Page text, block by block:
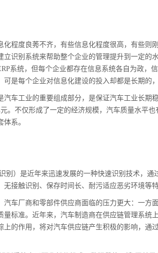
化程度良莠不齐，有些信息化程度很高，有些
立识别系统来帮助整个企业的管理提升到一定
系统，但每个企业都存在信息系统各自为政，
可是每个企业对信息化建设的投入却都是长期的
汽车工业的重要组成部分，是保证汽车工业长期
。不仅形成了一定的经济规模，汽车质量水平
系。
别）是近年来迅速发展的一种快速识别技术，
无接触识别、保存时间长、耐污适应恶劣环境等
汽车厂商和零部件供应商面临的压力更大：一
量标准。近年来，汽车制造商在供应链管理系
上的作用，将对汽车供应链产生积极的影响，